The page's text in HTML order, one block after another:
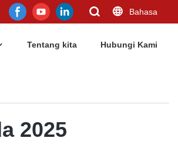
Bahasa
Tentang kita Hubungi Kami
2025